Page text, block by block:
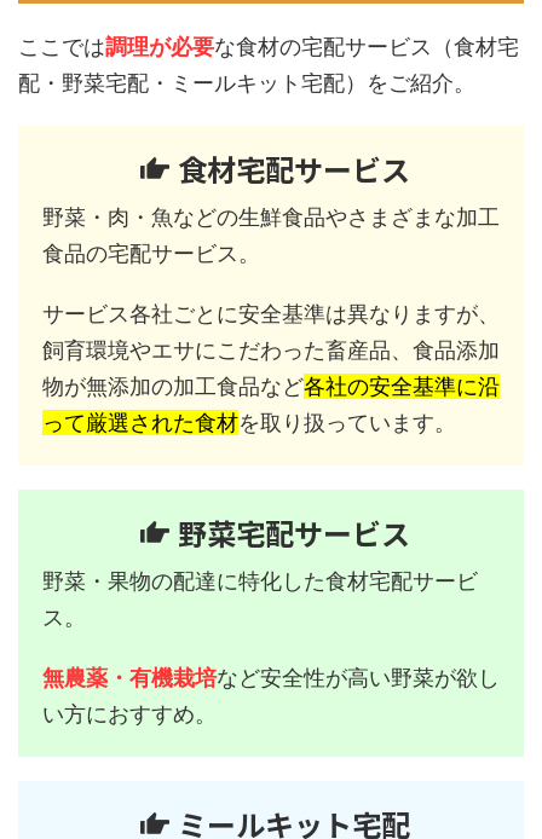
ここでは調理が必要な食材の宅配サービス（食材宅
配・野菜宅配・ミールキット宅配）をご紹介。
食材宅配サービス
野菜・肉・魚などの生鮮食品やさまざまな加工
食品の宅配サービス。
サービス各社ごとに安全基準は異なりますが、
飼育環境やエサにこだわった畜産品、食品添加
物が無添加の加工食品など各社の安全基準に沿
って厳選された食材を取り扱っています。
野菜宅配サービス
野菜・果物の配達に特化した食材宅配サービ
ス。
無農薬・有機栽培など安全性が高い野菜が欲し
い方におすすめ。
ミールキット宅配